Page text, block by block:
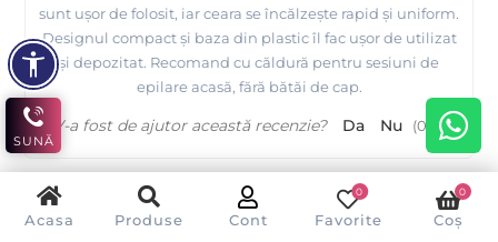
Acasa Produse Cont Favorite
0
Coș
0
sunt ușor de folosit, iar ceara se încălzește rapid și uniform.
Designul compact și baza din plastic îl fac ușor de utilizat
și depozitat. Recomand cu căldură pentru sesiuni de
epilare acasă, fără bătăi de cap.
V-a fost de ajutor această recenzie? Da Nu (0 0)
SUNĂ